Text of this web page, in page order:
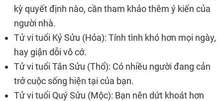
kỳ quyết định nào, cần tham khảo thêm ý kiến của
người nhà.
Tử vi tuổi Kỷ Sửu (Hỏa): Tính tình khó hơn mọi ngày,
hay giận dỗi vô cớ.
Tử vi tuổi Tân Sửu (Thổ): Có nhiều người đang cản
trở cuộc sống hiện tại của bạn.
Tử vi tuổi Quý Sửu (Mộc): Bạn nên dứt khoát hơn